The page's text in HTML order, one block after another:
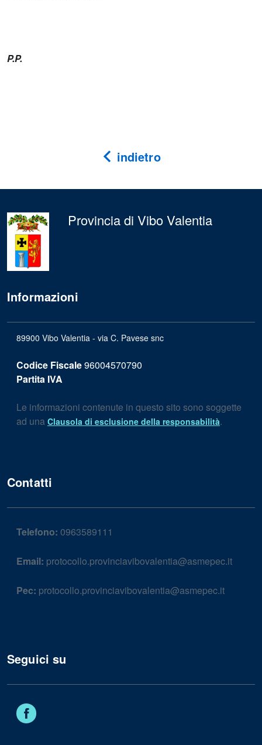
P.P.
indietro
Provincia di Vibo Valentia
Informazioni
89900 Vibo Valentia - via C. Pavese snc
Codice Fiscale96004570790
Partita IVA
Le informazioni contenute in questo sito sono soggette
ad una Clausola di esclusione della responsabilità.
Contatti
Telefono: 0963589111
Email: protocollo.provinciavibovalentia@asmepec.it
Pec: protocollo.provinciavibovalentia@asmepec.it
Seguici su